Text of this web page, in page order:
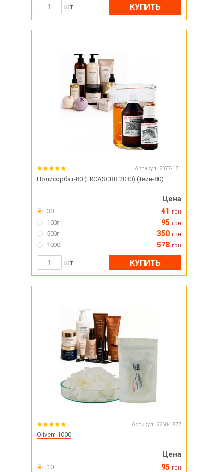
шт КУПИТЬ
Артикул: 2077-171
Полисорбат-80 (ERCASORB 2080) (Твин-80)
Цена
30г 41 грн
100г 95 грн
500г 350 грн
1000г 578 грн
шт КУПИТЬ
Артикул: 2660-1877
Olivem 1000
Цена
10г 95 грн